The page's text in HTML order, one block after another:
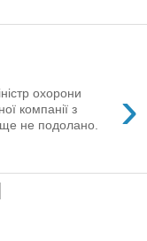
›
охорони
компанії з
не подолано.